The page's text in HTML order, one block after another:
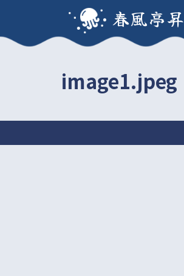
春風亭
image1.jpeg